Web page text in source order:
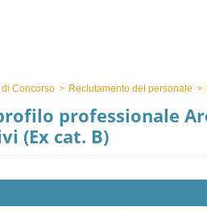
di Concorso > Reclutamento del personale >
professionale
(Ex cat. B)